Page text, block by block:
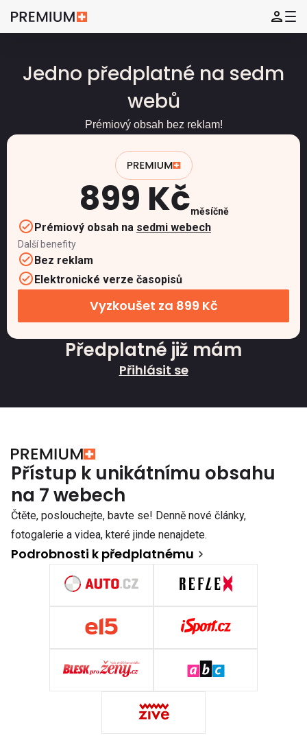
Jedno předplatné na sedm
webů
Prémiový obsah bez reklam!
899 Kčměsíčně
Prémiový obsah na sedmi webech
Další benefity
Bez reklam
Elektronické verze časopisů
Vyzkoušet za 899 Kč
Předplatné již mám
Přihlásit se
Přístup k unikátnímu obsahu
na 7 webech
Čtěte, poslouchejte, bavte se! Denně nové články,
fotogalerie a videa, které jinde nenajdete.
Podrobnosti k předplatnému